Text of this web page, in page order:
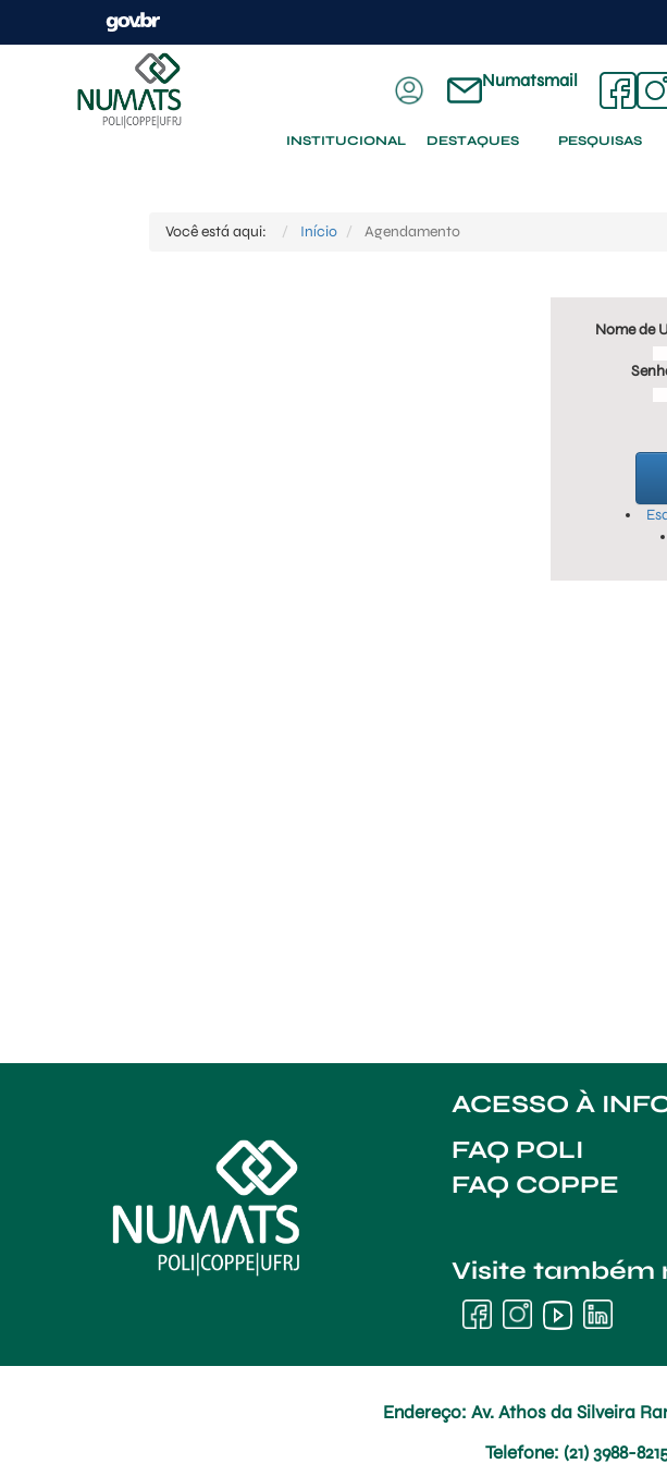
Numatsmail
INSTITUCIONAL DESTAQUES PESQUISAS
Você está aqui: Início Agendamento
Nome de
ACESSO À
FAQ POLI
FAQ COPPE
Visite também
Endereço: Av. Athos da Silveira
Telefone: (21) 3988-